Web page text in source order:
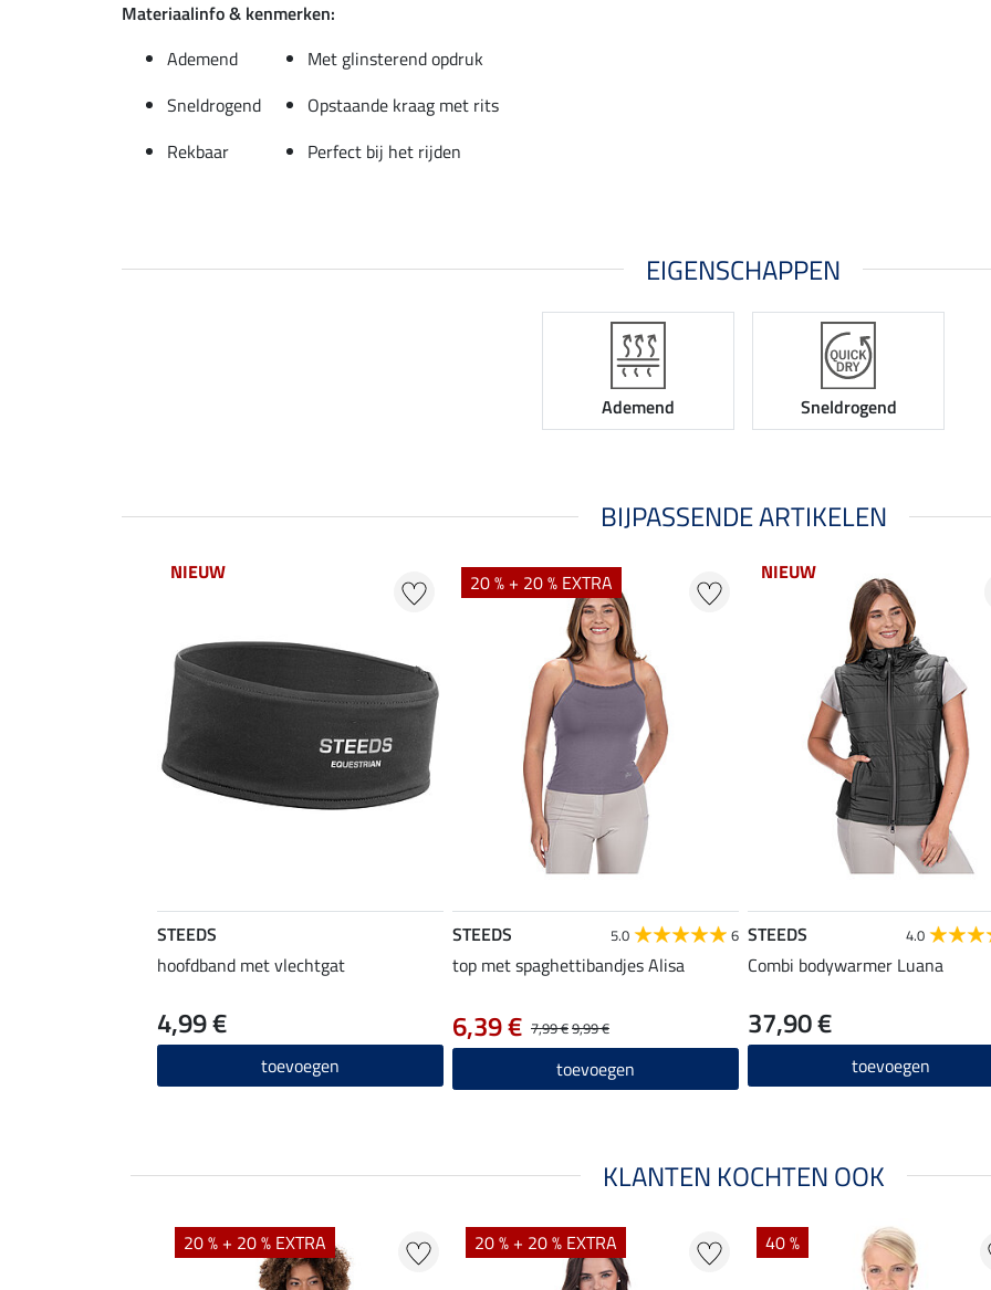
Materiaalinfo & kenmerken:
Ademend
Met glinsterend opdruk
Sneldrogend
Opstaande kraag met rits
Rekbaar
Perfect bij het rijden
EIGENSCHAPPEN
Ademend Sneldrogend
BIJPASSENDE ARTIKELEN
NIEUW
STEEDS
hoofdband met vlechtgat
4,99 €
toevoegen
20 % + 20 % EXTRA
STEEDS 5.0 6
top met spaghettibandjes Alisa
7,99 €9,99 €
6,39 €
toevoegen
NIEUW
STEEDS 4.0
Combi bodywarmer Luana
37,90 €
toevoegen
KLANTEN KOCHTEN OOK
20 % + 20 % EXTRA 20 % + 20 % EXTRA 40 %